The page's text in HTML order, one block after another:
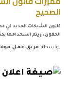
الصحيح
قانون الشيكات الجديد في
الحقوق، ويتم استخدامها
بواسطة فريق عمل